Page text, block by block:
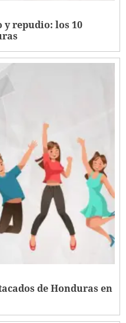
repudio: los 10
de Honduras en